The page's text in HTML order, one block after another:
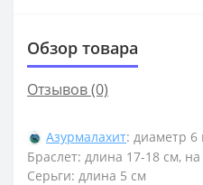
Обзор товара
Отзывов (0)
Азурмалахит: диаметр
Браслет: длина 17-18 см,
Серьги: длина 5 см